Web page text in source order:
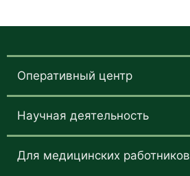
Оперативный центр
Научная деятельность
Для медицинских работников